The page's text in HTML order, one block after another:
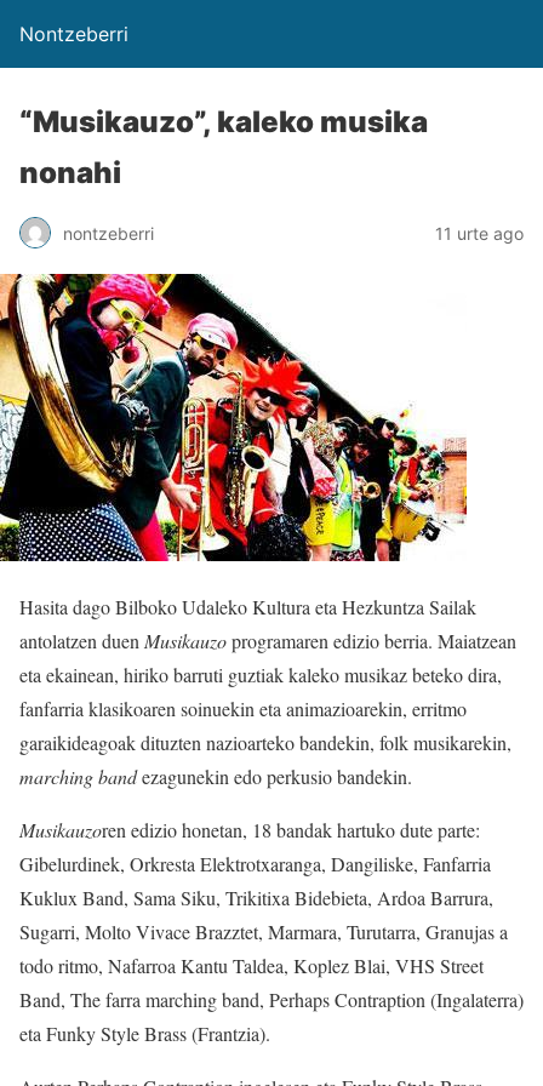
Nontzeberri
“Musikauzo”, kaleko musika
nonahi
nontzeberri 11 urte ago
Hasita dago Bilboko Udaleko Kultura eta Hezkuntza Sailak
antolatzen duen Musikauzoprogramaren edizio berria. Maiatzean
eta ekainean, hiriko barruti guztiak kaleko musikaz beteko dira,
fanfarria klasikoaren soinuekin eta animazioarekin, erritmo
garaikideagoak dituzten nazioarteko bandekin, folk musikarekin,
marching bandezagunekin edo perkusio bandekin.
Musikauzoren edizio honetan, 18 bandak hartuko dute parte:
Gibelurdinek, Orkresta Elektrotxaranga, Dangiliske, Fanfarria
Kuklux Band, Sama Siku, Trikitixa Bidebieta, Ardoa Barrura,
Sugarri, Molto Vivace Brazztet, Marmara, Turutarra, Granujas a
todo ritmo, Nafarroa Kantu Taldea, Koplez Blai, VHS Street
Band, The farra marching band, Perhaps Contraption (Ingalaterra)
eta Funky Style Brass (Frantzia).